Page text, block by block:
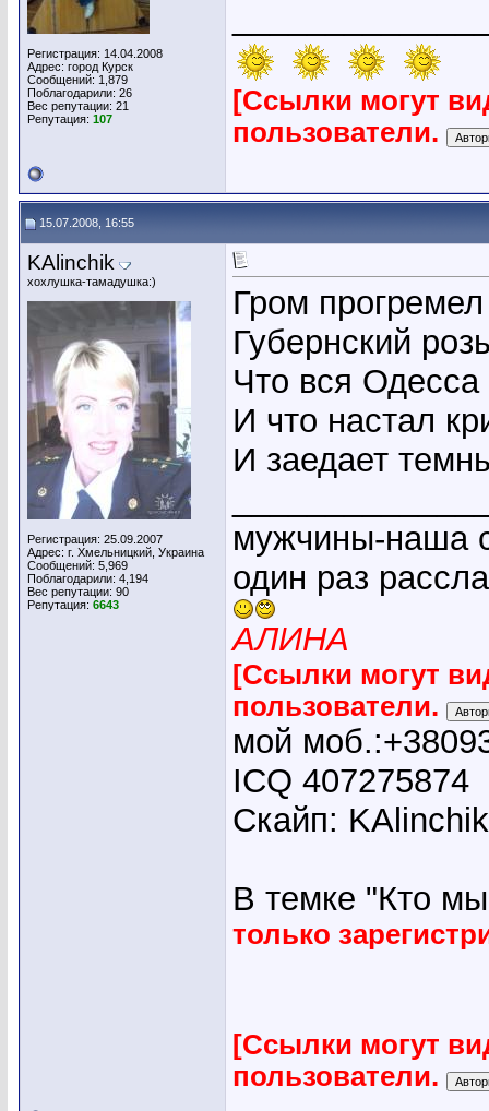
Регистрация: 14.04.2008
Адрес: город Курск
Сообщений: 1,879
Поблагодарили: 26
Вес репутации: 21
Репутация: 107
[Ссылки могут
пользователи.
15.07.2008, 16:55
KAlinchik
хохлушка-тамадушка:)
Регистрация: 25.09.2007
Адрес: г. Хмельницкий, Украина
Сообщений: 5,969
Поблагодарили: 4,194
Вес репутации: 90
Репутация: 6643
Гром
Губернский
Что вся Одесса
И что настал
И заедает
мужчины-наша
один раз
АЛИНА
[Ссылки могут
пользователи.
мой
ICQ 407275874
Скайп:
В темке "Кто
только
[Ссылки могут
пользователи.